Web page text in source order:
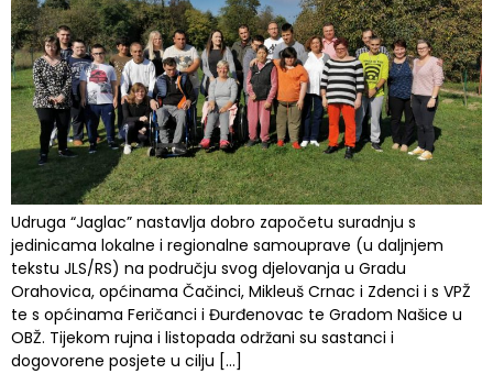
Udruga “Jaglac” nastavlja dobro započetu suradnju s
jedinicama lokalne i regionalne samouprave (u daljnjem
tekstu JLS/RS) na području svog djelovanja u Gradu
Orahovica, općinama Čačinci, Mikleuš Crnac i Zdenci i s VPŽ
te s općinama Feričanci i Đurđenovac te Gradom Našice u
OBŽ. Tijekom rujna i listopada održani su sastanci i
dogovorene posjete u cilju […]